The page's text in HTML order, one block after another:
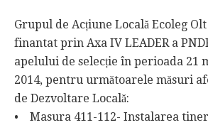
Grupul de Acțiune Locală Ecoleg
finantat prin Axa IV LEADER a
apelului de selecție în perioada 21
2014, pentru următoarele măsuri
de Dezvoltare Locală:
• Masura 411-112- Instalarea